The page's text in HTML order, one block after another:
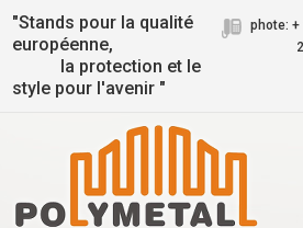
Jump to
"Stands pour la qualité
européenne,
la protection et le
style pour l'avenir "
phote: +